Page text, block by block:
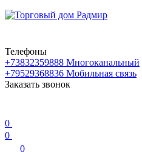
Телефоны
+73832359888 Многоканальный
+79529368836 Мобильная связь
Заказать звонок
0
0
0